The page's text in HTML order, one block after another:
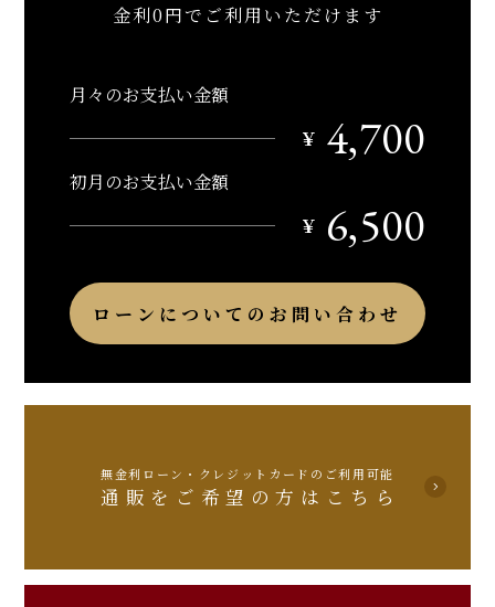
金利0円でご利用いただけます
月々のお支払い金額
￥ 4,700
初月のお支払い金額
￥ 6,500
ローンについてのお問い合わせ
無金利ローン・クレジットカードのご利用可能
通販をご希望の方はこちら